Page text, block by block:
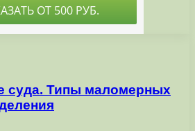
суда. Типы маломерных